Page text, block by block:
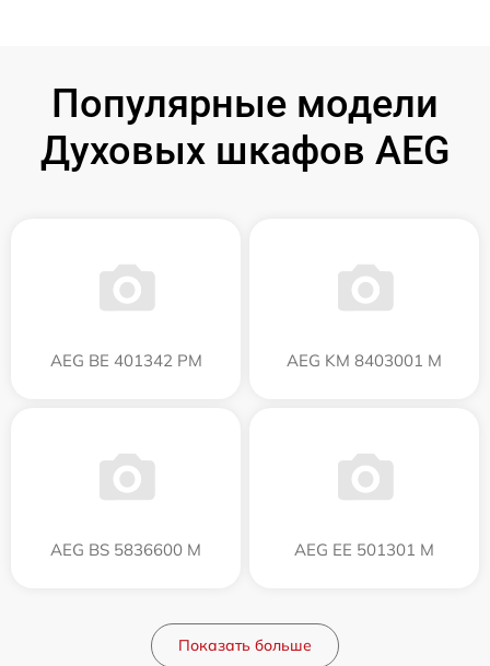
Популярные модели
Духовых шкафов AEG
AEG BE 401342 PM AEG KM 8403001 M
AEG BS 5836600 M AEG EE 501301 M
Показать больше